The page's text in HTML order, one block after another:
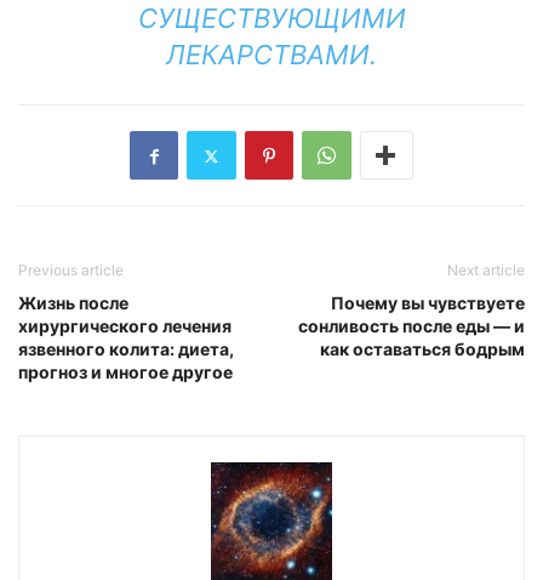
СУЩЕСТВУЮЩИМИ
ЛЕКАРСТВАМИ.
Previous article
Жизнь после
хирургического лечения
язвенного колита: диета,
прогноз и многое другое
Next article
Почему вы чувствуете
сонливость после еды — и
как оставаться бодрым